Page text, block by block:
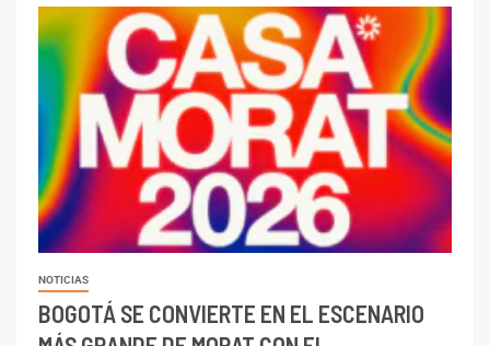
NOTICIAS
BOGOTÁ SE CONVIERTE EN EL ESCENARIO